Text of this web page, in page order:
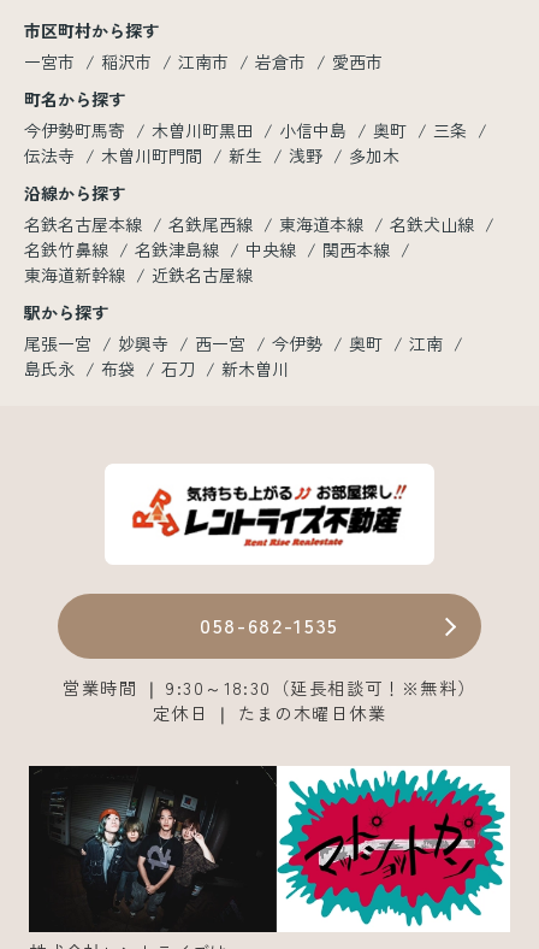
市区町村から探す
一宮市
稲沢市 江南市 岩倉市
愛西市
町名から探す
今伊勢町馬寄
木曽川町黒田 小信中島 奥町
三条
伝法寺
木曽川町門間 新生 浅野
多加木
沿線から探す
名鉄名古屋本線
名鉄尾西線 東海道本線
名鉄犬山線
名鉄竹鼻線
名鉄津島線 中央線
関西本線
東海道新幹線
近鉄名古屋線
駅から探す
尾張一宮
妙興寺 西一宮 今伊勢 奥町
江南
島氏永
布袋 石刀 新木曽川
058-682-1535
営業時間 ❘ 9:30～18:30（延長相談可！※無料）
定休日 ❘ たまの木曜日休業